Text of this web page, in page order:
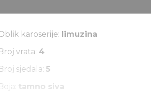
karoserije: limuzina
vrata: 4
sjedala: 5
tamno siva